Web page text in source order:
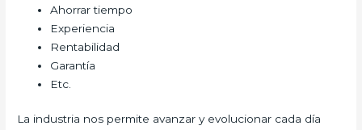
Ahorrar tiempo
Experiencia
Rentabilidad
Garantía
Etc.
La industria nos permite avanzar y evolucionar cada día